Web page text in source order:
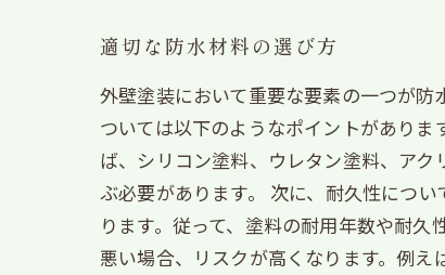
適切な防水材料の選び方
外壁塗装において重要な要素の一つが
ついては以下のようなポイントがあり
ば、シリコン塗料、ウレタン塗料、ア
ぶ必要があります。 次に、耐久性につ
ります。従って、塗料の耐用年数や耐
悪い場合、リスクが高くなります。例